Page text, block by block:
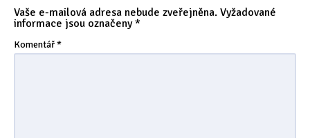
Vaše e-mailová adresa nebude zveřejněna. Vyžadované
informace jsou označeny*
Komentář*